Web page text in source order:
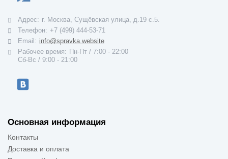
Адрес: г. Москва, Сущёвская улица, д.19 с.5.
Телефон: +7 (499) 444-53-71
Email: info@spravka.website
Рабочее время: Пн-Пт / 7:00 - 22:00
Cб-Вс / 9:00 - 21:00
Основная информация
Контакты
Доставка и оплата